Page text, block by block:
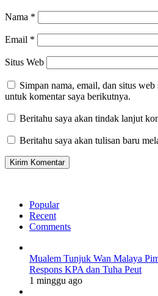
Nama *
Email *
Situs Web
Simpan nama, email, dan situs web
untuk komentar saya berikutnya.
Beritahu saya akan tindak lanjut
Beritahu saya akan tulisan baru
Popular
Recent
Comments
Mualem Tunjuk Wan Malaya
Respons KPA dan Tuha Peut
1 minggu ago